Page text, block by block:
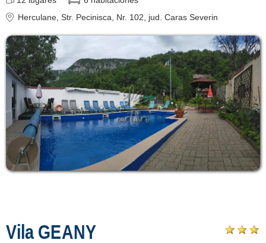
Herculane , Str. Pecinisca, Nr. 102 , jud. Caras Severin
Vila GEANY